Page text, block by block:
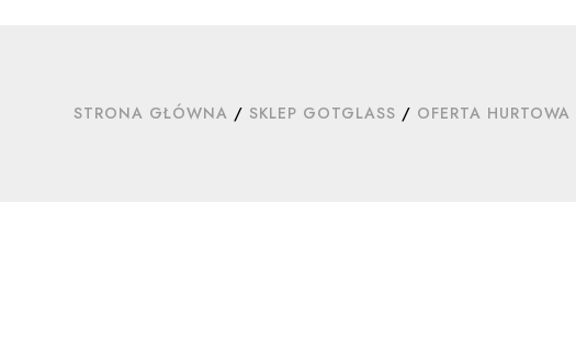
STRONA GŁÓWNA / SKLEP GOTGLASS / OFERTA HURTOWA